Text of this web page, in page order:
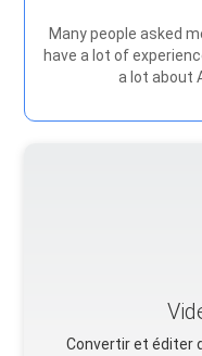
Many people asked
have a lot of
a lot about
Convertir et éditer